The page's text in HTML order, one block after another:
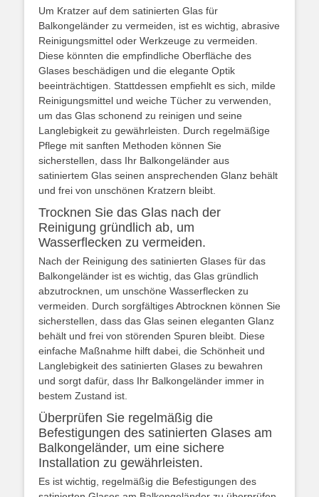
Um Kratzer auf dem satinierten Glas für
Balkongeländer zu vermeiden, ist es wichtig, abrasive
Reinigungsmittel oder Werkzeuge zu vermeiden.
Diese könnten die empfindliche Oberfläche des
Glases beschädigen und die elegante Optik
beeinträchtigen. Stattdessen empfiehlt es sich, milde
Reinigungsmittel und weiche Tücher zu verwenden,
um das Glas schonend zu reinigen und seine
Langlebigkeit zu gewährleisten. Durch regelmäßige
Pflege mit sanften Methoden können Sie
sicherstellen, dass Ihr Balkongeländer aus
satiniertem Glas seinen ansprechenden Glanz behält
und frei von unschönen Kratzern bleibt.
Trocknen Sie das Glas nach der
Reinigung gründlich ab, um
Wasserflecken zu vermeiden.
Nach der Reinigung des satinierten Glases für das
Balkongeländer ist es wichtig, das Glas gründlich
abzutrocknen, um unschöne Wasserflecken zu
vermeiden. Durch sorgfältiges Abtrocknen können Sie
sicherstellen, dass das Glas seinen eleganten Glanz
behält und frei von störenden Spuren bleibt. Diese
einfache Maßnahme hilft dabei, die Schönheit und
Langlebigkeit des satinierten Glases zu bewahren
und sorgt dafür, dass Ihr Balkongeländer immer in
bestem Zustand ist.
Überprüfen Sie regelmäßig die
Befestigungen des satinierten Glases am
Balkongeländer, um eine sichere
Installation zu gewährleisten.
Es ist wichtig, regelmäßig die Befestigungen des